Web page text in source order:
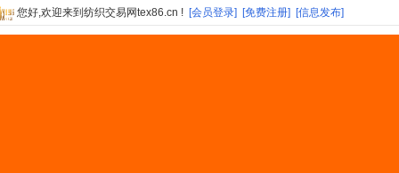
您好,欢迎来到纺织交易网tex86.cn ! [会员登录] [免费注册] [信息发布]